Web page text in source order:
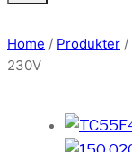
Home / Produkter /
230V